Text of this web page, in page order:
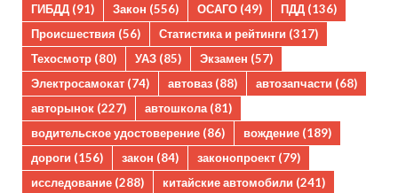
ГИБДД (91) Закон (556) ОСАГО (49) ПДД (136)
Происшествия (56) Статистика и рейтинги (317)
Техосмотр (80) УАЗ (85) Экзамен (57)
Электросамокат (74) автоваз (88) автозапчасти (68)
авторынок (227) автошкола (81)
водительское удостоверение (86) вождение (189)
дороги (156) закон (84) законопроект (79)
исследование (288) китайские автомобили (241)